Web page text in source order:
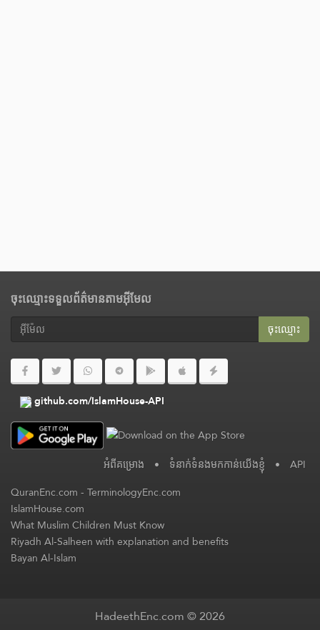
ចុះឈ្មោះទទួលព័ត៌មានតាមអ៊ីមែល
ចុះ​ឈ្មោះ
github.com/IslamHouse-API
អំពី​គម្រោង • ទំនាក់ទំនងមកកាន់យើងខ្ញុំ • API
QuranEnc.com-TerminologyEnc.com
IslamHouse.com
What Muslim Children Must Know
Riyadh Al-Salheen with explanation and benefits
Bayan Al-Islam
HadeethEnc.com © 2026